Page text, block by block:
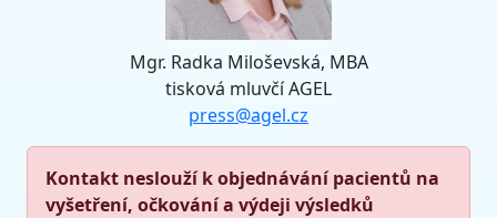
Mgr. Radka Miloševská, MBA
tisková mluvčí AGEL
press@agel.cz
Kontakt neslouží k objednávání pacientů na
vyšetření, očkování a výdeji výsledků